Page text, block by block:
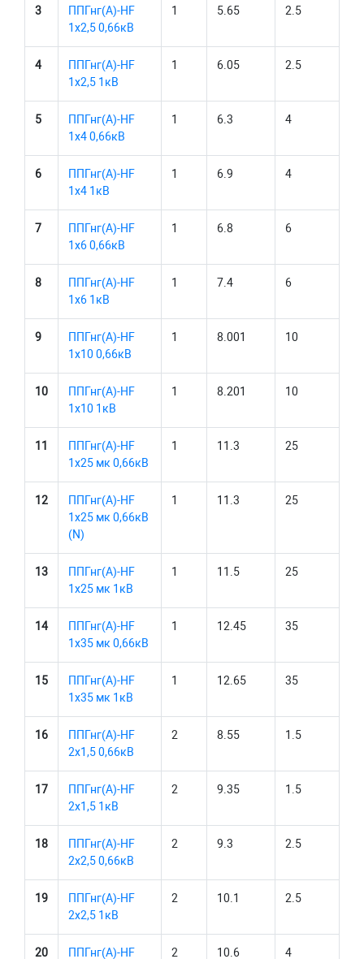
3
ППГнг(А)-HF
1х2,5 0,66кВ
1 5.65 2.5
4
ППГнг(А)-HF
1х2,5 1кВ
1 6.05 2.5
5
ППГнг(А)-HF
1х4 0,66кВ
1 6.3 4
6
ППГнг(А)-HF
1х4 1кВ
1 6.9 4
7
ППГнг(А)-HF
1х6 0,66кВ
1 6.8 6
8
ППГнг(А)-HF
1х6 1кВ
1 7.4 6
9
ППГнг(А)-HF
1х10 0,66кВ
1 8.001 10
10
ППГнг(А)-HF
1х10 1кВ
1 8.201 10
11
ППГнг(А)-HF
1х25 мк 0,66кВ
1 11.3 25
12
ППГнг(А)-HF
1х25 мк 0,66кВ
(N)
1 11.3 25
13
ППГнг(А)-HF
1х25 мк 1кВ
1 11.5 25
14
ППГнг(А)-HF
1х35 мк 0,66кВ
1 12.45 35
15
ППГнг(А)-HF
1х35 мк 1кВ
1 12.65 35
16
ППГнг(А)-HF
2х1,5 0,66кВ
2 8.55 1.5
17
ППГнг(А)-HF
2х1,5 1кВ
2 9.35 1.5
18
ППГнг(А)-HF
2х2,5 0,66кВ
2 9.3 2.5
19
ППГнг(А)-HF
2х2,5 1кВ
2 10.1 2.5
20 ППГнг(А)-HF 2 10.6 4